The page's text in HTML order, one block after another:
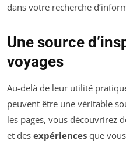
dans votre recherche
Une source
voyages
Au-delà de leur utilité
peuvent être une véritable
les pages, vous découvrirez
et des expériences que